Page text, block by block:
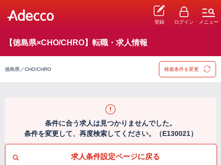
登録 ログイン メニュー
【徳島県×CHO/CHRO】転職・求人情報
徳島県／CHO/CHRO 検索条件を変更
条件に合う求人は見つかりませんでした。
条件を変更して、再度検索してください。（E130021）
求人条件設定ページに戻る